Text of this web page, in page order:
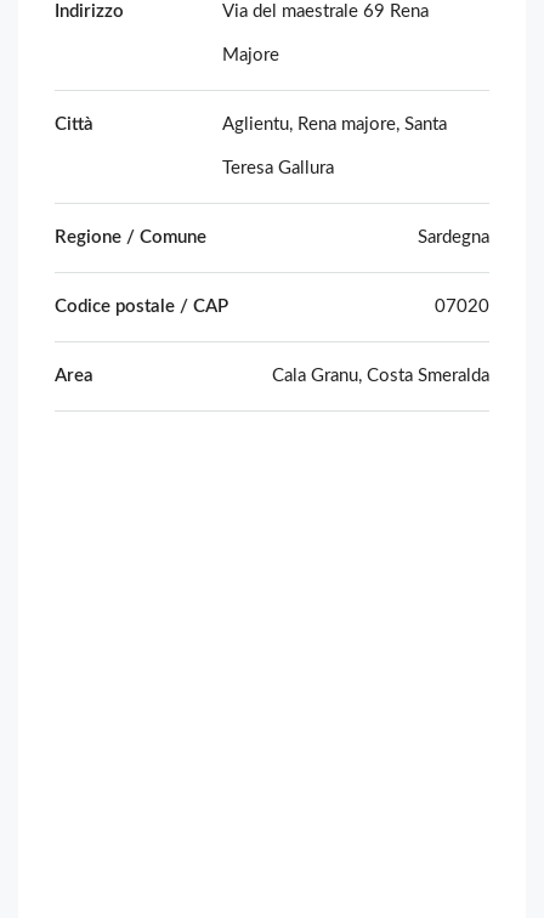
Indirizzo Via del maestrale 69 Rena
Majore
Città Aglientu, Rena majore, Santa
Teresa Gallura
Regione / Comune Sardegna
Codice postale / CAP 07020
Area Cala Granu, Costa Smeralda